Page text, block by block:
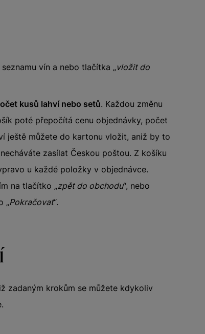
vín a nebo tlačítka „vložit do
kusů lahví nebo setů. Každou změnu
poté přepočítá cenu objednávky, počet
ještě můžete do kartonu vložit, aniž by to
zasílat Českou poštou. Z košíku
u každé položky v objednávce.
na tlačítko „zpět do obchodu“, nebo
„Pokračovat“.
zadaným krokům se můžete kdykoliv